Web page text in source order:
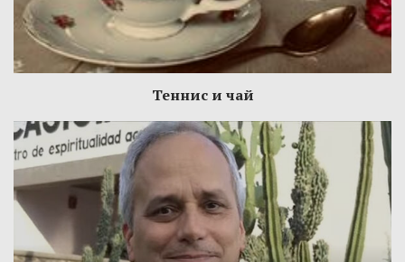
Теннис и чай